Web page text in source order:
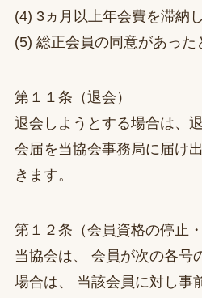
(4) 3ヵ月以上年会費を滞納
(5) 総正会員の同意があった
第１１条（退会）
退会しようとする場合は、
会届を当協会事務局に届け
きます。
第１２条（会員資格の停止・
当協会は、 会員が次の各号
場合は、 当該会員に対し事